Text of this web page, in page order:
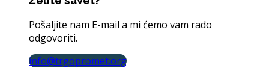
Pošaljite nam E-mail a mi ćemo vam rado
odgovoriti.
info@trgopromet.org